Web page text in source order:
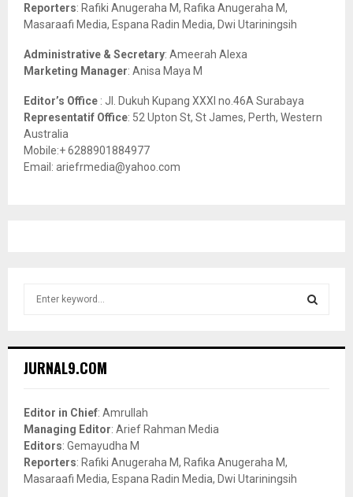
Reporters: Rafiki Anugeraha M, Rafika Anugeraha M,
Masaraafi Media, Espana Radin Media, Dwi Utariningsih
Administrative & Secretary: Ameerah Alexa
Marketing Manager: Anisa Maya M
Editor’s Office : Jl. Dukuh Kupang XXXI no.46A Surabaya
Representatif Office: 52 Upton St, St James, Perth, Western
Australia
Mobile:+ 6288901884977
Email: ariefrmedia@yahoo.com
h
o
r
:
JURNAL9.COM
Editor in Chief: Amrullah
Managing Editor: Arief Rahman Media
Editors: Gemayudha M
Reporters: Rafiki Anugeraha M, Rafika Anugeraha M,
Masaraafi Media, Espana Radin Media, Dwi Utariningsih